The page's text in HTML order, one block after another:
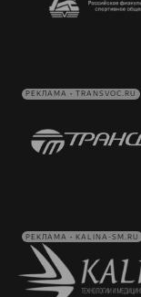
РЕКЛАМА • TRANSVOC.RU
РЕКЛАМА • KALINA-SM.RU